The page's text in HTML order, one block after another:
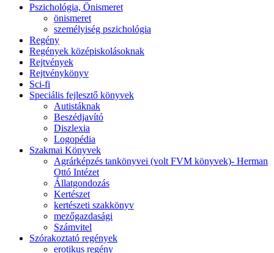
Pszichológia, Önismeret
önismeret
személyiség pszichológia
Regény
Regények középiskolásoknak
Rejtvények
Rejtvénykönyv
Sci-fi
Speciális fejlesztő könyvek
Autistáknak
Beszédjavító
Diszlexia
Logopédia
Szakmai Könyvek
Agrárképzés tankönyvei (volt FVM könyvek)- Herman
Ottó Intézet
Állatgondozás
Kertészet
kertészeti szakkönyv
mezőgazdasági
Számvitel
Szórakoztató regények
erotikus regény